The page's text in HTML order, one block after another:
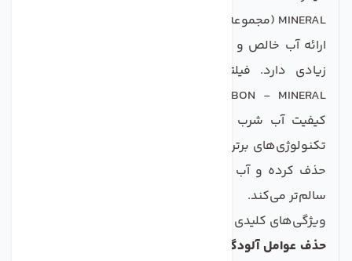
MINERAL (مجموعه دو عددی)
ارائه آب خالص و سلامت برای شما و خانواده‌تان اهمیت
کیفیت آب شرب شماست. این محصول با استفاده از
تکنولوژی‌های برتر، تمامی آلودگی‌ها و بوهای ناخواسته را
حذف کرده و آب را به طرز قابل ملاحظه‌ای خوشمزه‌تر و
سالم‌تر می‌کند.
ویژگی‌های کلیدی
حذف عوامل آلودگی: